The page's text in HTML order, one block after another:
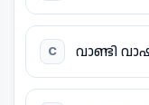
C വാണ്ടി